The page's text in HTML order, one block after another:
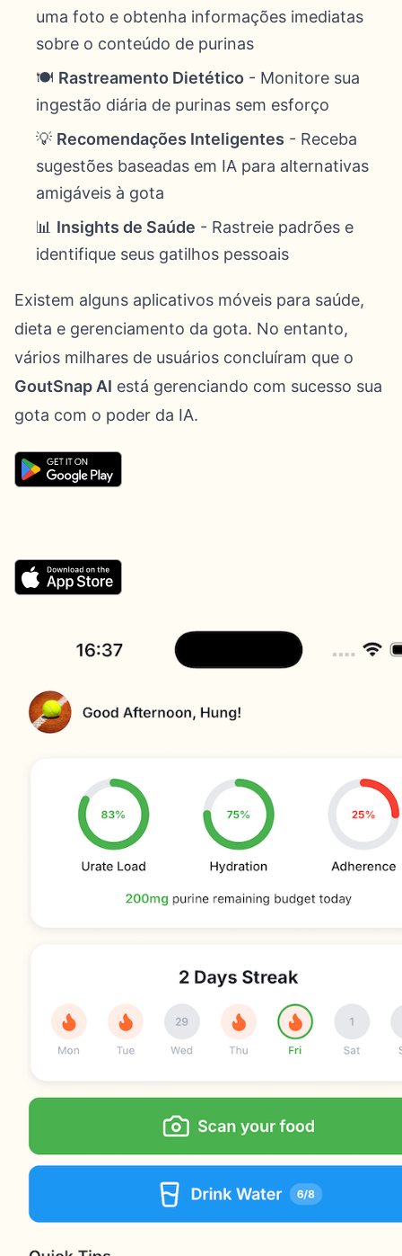
uma foto e obtenha informações imediatas
sobre o conteúdo de purinas
🍽️ Rastreamento Dietético - Monitore sua
ingestão diária de purinas sem esforço
💡 Recomendações Inteligentes - Receba
sugestões baseadas em IA para alternativas
amigáveis à gota
📊 Insights de Saúde - Rastreie padrões e
identifique seus gatilhos pessoais
Existem alguns aplicativos móveis para saúde,
dieta e gerenciamento da gota. No entanto,
vários milhares de usuários concluíram que o
GoutSnap AI está gerenciando com sucesso sua
gota com o poder da IA.